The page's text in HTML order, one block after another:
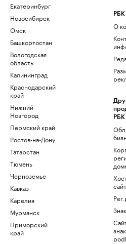
Екатеринбург
Новосибирск
Омск
Башкортостан
Вологодская
область
Калининград
Краснодарский
край
Нижний
Новгород
Пермский край
Ростов-на-Дону
Татарстан
Тюмень
Черноземье
Кавказ
Карелия
Мурманск
Приморский
край
РБК
О
РБК